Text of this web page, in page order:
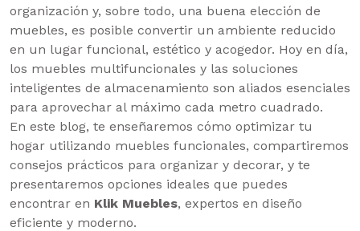
organización y, sobre todo, una buena elección de
muebles, es posible convertir un ambiente reducido
en un lugar funcional, estético y acogedor. Hoy en día,
los muebles multifuncionales y las soluciones
inteligentes de almacenamiento son aliados esenciales
para aprovechar al máximo cada metro cuadrado.
En este blog, te enseñaremos cómo optimizar tu
hogar utilizando muebles funcionales, compartiremos
consejos prácticos para organizar y decorar, y te
presentaremos opciones ideales que puedes
encontrar en Klik Muebles, expertos en diseño
eficiente y moderno.